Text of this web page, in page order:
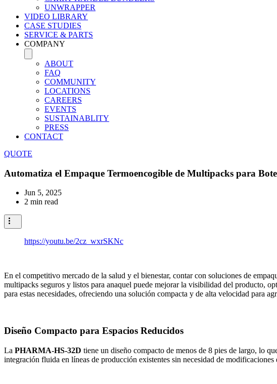
UNWRAPPER
VIDEO LIBRARY
CASE STUDIES
SERVICE & PARTS
COMPANY
ABOUT
FAQ
COMMUNITY
LOCATIONS
CAREERS
EVENTS
SUSTAINABLITY
PRESS
CONTACT
QUOTE
Automatiza el Empaque Termoencogible de Multipacks para
Jun 5, 2025
2 min read
https://youtu.be/2cz_wxrSKNc
En el competitivo mercado de la salud y el bienestar, contar con soluciones de
multipacks seguros y listos para anaquel puede mejorar la visibilidad del producto,
para estas necesidades, ofreciendo una solución compacta y de alta velocidad para
Diseño Compacto para Espacios Reducidos
La PHARMA-HS-32D tiene un diseño compacto de menos de 8 pies de largo, lo
integración fluida en líneas de producción existentes sin necesidad de modificaciones